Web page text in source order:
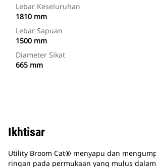
Lebar Keseluruhan
1810 mm
Lebar Sapuan
1500 mm
Diameter Sikat
665 mm
Ikhtisar
Utility Broom Cat® menyapu dan
ringan pada permukaan yang mulus